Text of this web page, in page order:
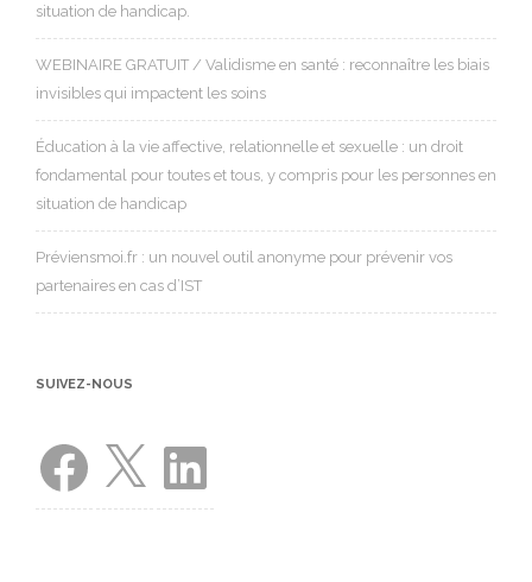
situation de handicap.
WEBINAIRE GRATUIT / Validisme en santé : reconnaître les biais
invisibles qui impactent les soins
Éducation à la vie affective, relationnelle et sexuelle : un droit
fondamental pour toutes et tous, y compris pour les personnes en
situation de handicap
Préviensmoi.fr : un nouvel outil anonyme pour prévenir vos
partenaires en cas d’IST
SUIVEZ-NOUS
Facebook LinkedIn